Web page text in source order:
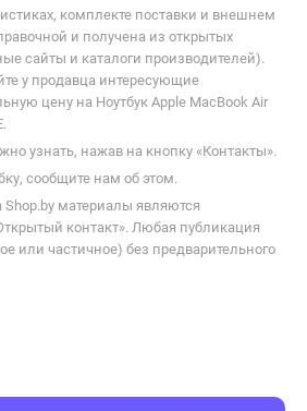
комплекте поставки и внешнем
и получена из открытых
сайты и каталоги производителей).
у продавца интересующие
цену на Ноутбук Apple MacBook Air
узнать, нажав на кнопку «Контакты».
сообщите нам об этом.
материалы являются
контакт». Любая публикация
или частичное) без предварительного